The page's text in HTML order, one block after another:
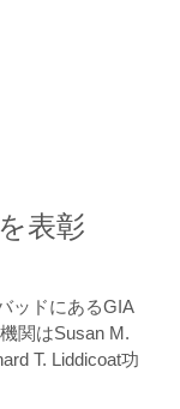
表彰
ッドにあるGIA
関はSusan M.
T. Liddicoat功